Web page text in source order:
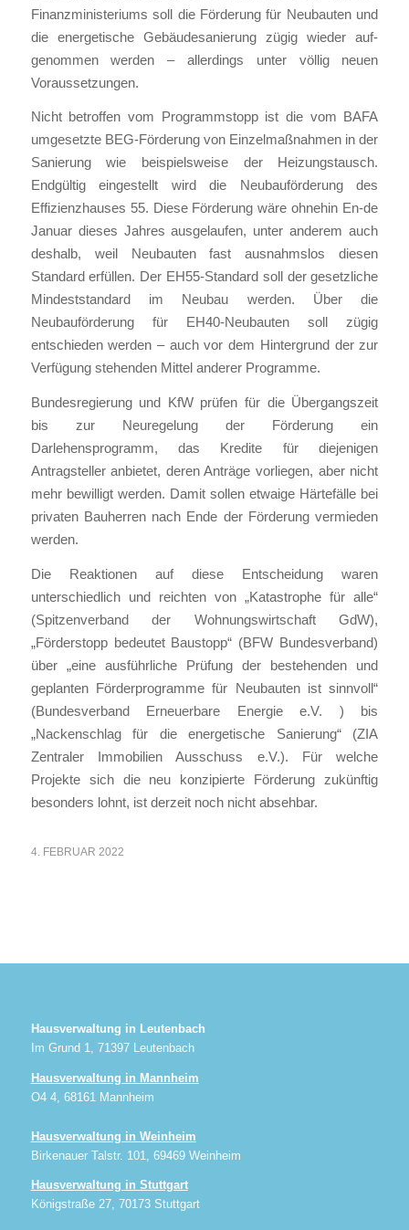
Finanzministeriums soll die Förderung für Neubauten und
die energetische Gebäudesanierung zügig wieder auf-
genommen werden – allerdings unter völlig neuen
Voraussetzungen.
Nicht betroffen vom Programmstopp ist die vom BAFA
umgesetzte BEG-Förderung von Einzelmaßnahmen in der
Sanierung wie beispielsweise der Heizungstausch.
Endgültig eingestellt wird die Neubauförderung des
Effizienzhauses 55. Diese Förderung wäre ohnehin En-de
Januar dieses Jahres ausgelaufen, unter anderem auch
deshalb, weil Neubauten fast ausnahmslos diesen
Standard erfüllen. Der EH55-Standard soll der gesetzliche
Mindeststandard im Neubau werden. Über die
Neubauförderung für EH40-Neubauten soll zügig
entschieden werden – auch vor dem Hintergrund der zur
Verfügung stehenden Mittel anderer Programme.
Bundesregierung und KfW prüfen für die Übergangszeit
bis zur Neuregelung der Förderung ein
Darlehensprogramm, das Kredite für diejenigen
Antragsteller anbietet, deren Anträge vorliegen, aber nicht
mehr bewilligt werden. Damit sollen etwaige Härtefälle bei
privaten Bauherren nach Ende der Förderung vermieden
werden.
Die Reaktionen auf diese Entscheidung waren
unterschiedlich und reichten von „Katastrophe für alle“
(Spitzenverband der Wohnungswirtschaft GdW),
„Förderstopp bedeutet Baustopp“ (BFW Bundesverband)
über „eine ausführliche Prüfung der bestehenden und
geplanten Förderprogramme für Neubauten ist sinnvoll“
(Bundesverband Erneuerbare Energie e.V. ) bis
„Nackenschlag für die energetische Sanierung“ (ZIA
Zentraler Immobilien Ausschuss e.V.). Für welche
Projekte sich die neu konzipierte Förderung zukünftig
besonders lohnt, ist derzeit noch nicht absehbar.
4. FEBRUAR 2022
Hausverwaltung in Leutenbach
Im Grund 1, 71397 Leutenbach
Hausverwaltung in Mannheim
O4 4, 68161 Mannheim
Hausverwaltung in Weinheim
Birkenauer Talstr. 101, 69469 Weinheim
Hausverwaltung in Stuttgart
Königstraße 27, 70173 Stuttgart